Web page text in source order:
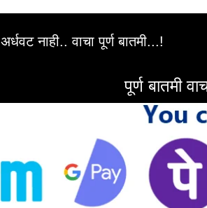
अर्धवट नाही.. वाचा पूर्ण बातमी...!
पूर्ण बातमी